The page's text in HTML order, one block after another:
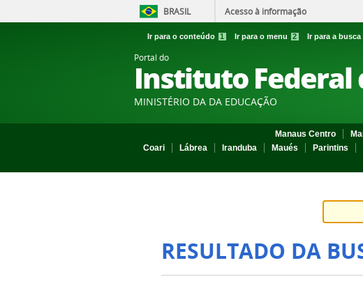
BRASIL Acesso à informação
Ir para o conteúdo 1 Ir para o menu 2 Ir para a busca
Portal do
Instituto Federal
MINISTÉRIO DA DA EDUCAÇÃO
Manaus Centro
Coari
Lábrea Iranduba Maués Parintins
RESULTADO DA